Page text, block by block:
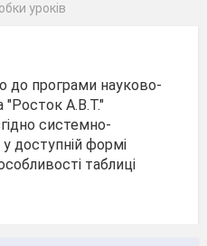
уроків
до програми науково-
"Росток А.В.Т."
системно-
у доступній формі
таблиці